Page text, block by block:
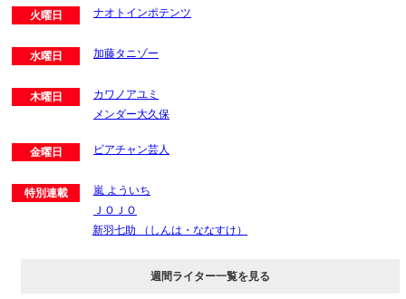
火曜日 ナオトインポテンツ
水曜日 加藤タニゾー
木曜日
カワノアユミ
メンダー大久保
金曜日 ビアチャン芸人
特別連載
嵐 よういち
ＪＯＪＯ
新羽七助 （しんは・ななすけ）
週間ライター一覧を見る